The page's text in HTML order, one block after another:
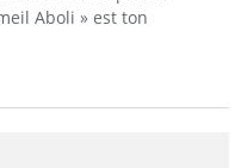
Aboli » est ton